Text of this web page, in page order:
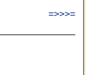
=>>>=